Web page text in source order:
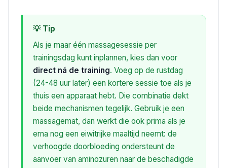
💡 Tip
Als je maar één massagesessie per
trainingsdag kunt inplannen, kies dan voor
direct ná de training. Voeg op de rustdag
(24-48 uur later) een kortere sessie toe als je
thuis een apparaat hebt. Die combinatie dekt
beide mechanismen tegelijk. Gebruik je een
massagemat, dan werkt die ook prima als je
erna nog een eiwitrijke maaltijd neemt: de
verhoogde doorbloeding ondersteunt de
aanvoer van aminozuren naar de beschadigde